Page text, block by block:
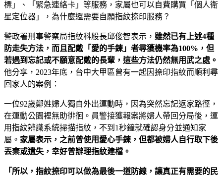
標」、「緊急連絡卡」等服務，家屬也可以自費購買「個人衛
星定位器」，為什麼還需要自願指紋捺印服務？
警政署刑事警察局指紋科股長邱俊智表示， 雖然已有上述4種
防走失方法，而且配戴「愛的手鍊」者尋獲機率為100% ，但
若遇到忘記或不願意配戴的長輩，這些方法仍然無用武之處。
他分享，2023年底，台中大甲區曾有一起因捺印指紋而順利尋
回家人的案例：
一位92歲鄭姓婦人獨自外出運動時，因為突然忘記返家路徑，
在運動公園裡無助徘徊。員警接獲報案將婦人帶回分局後，運
用指紋辨識系統掃描指紋，不到1秒鐘就確認身分並通知家
屬。 家屬表示，之前曾使用愛心手鍊，但都被婦人自行取下後
丟棄或遺失，幸好曾辦理指紋建檔。
「所以，指紋捺印可以做為最後一道防線，讓真正有需要的民